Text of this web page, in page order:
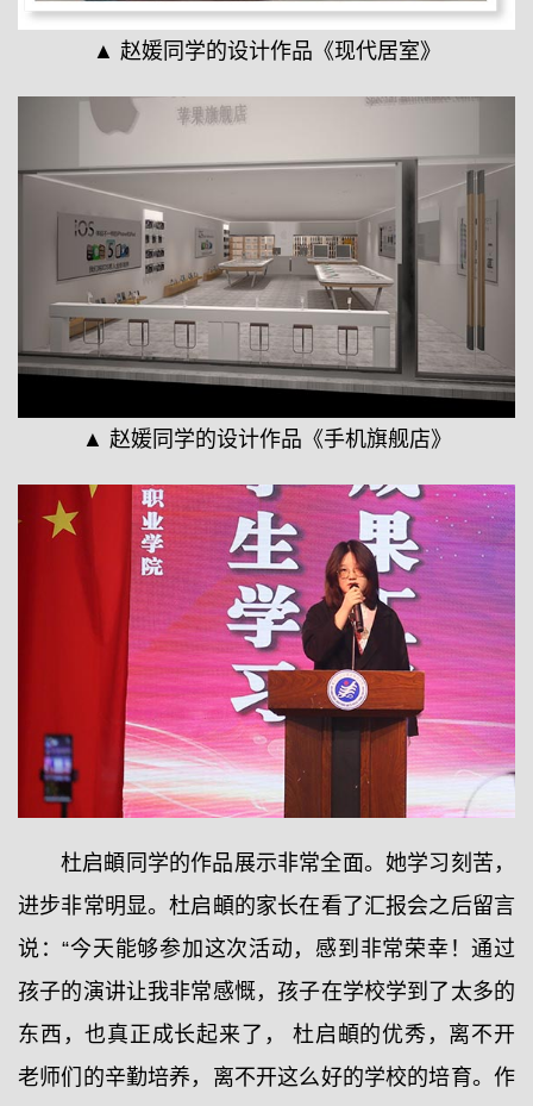
▲ 赵媛同学的设计作品《现代居室》
▲ 赵媛同学的设计作品《手机旗舰店》
杜启頔同学的作品展示非常全面。她学习刻苦，
进步非常明显。杜启頔的家长在看了汇报会之后留言
说：“今天能够参加这次活动，感到非常荣幸！通过
孩子的演讲让我非常感慨，孩子在学校学到了太多的
东西，也真正成长起来了， 杜启頔的优秀，离不开
老师们的辛勤培养，离不开这么好的学校的培育。作